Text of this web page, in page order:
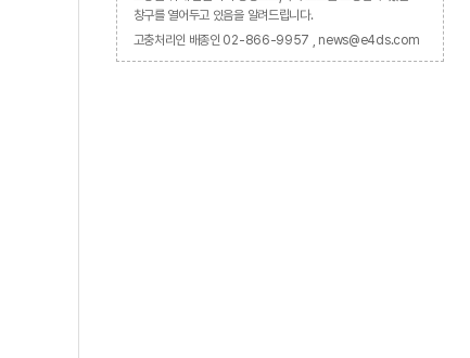
창구를 열어두고 있음을 알려드립니다.
고충처리인 배종인 02-866-9957 , news@e4ds.com